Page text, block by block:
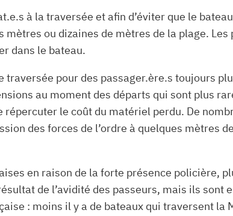
à la traversée et afin d’éviter que le
ou dizaines de mètres de la plage. Les
dans le bateau.
pour des passager.ère.s toujours
au moment des départs qui sont plus
le coût du matériel perdu. De
des forces de l’ordre à quelques mètres
en raison de la forte présence policière,
de l’avidité des passeurs, mais ils sont
: moins il y a de bateaux qui traversent la